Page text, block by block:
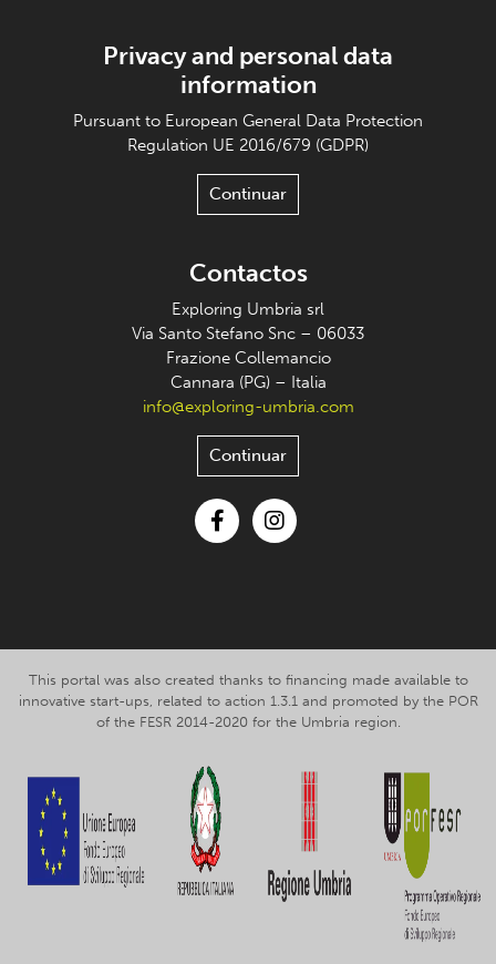
Privacy and personal data
information
Pursuant to European General Data Protection
Regulation UE 2016/679 (GDPR)
Continuar
Contactos
Exploring Umbria srl
Via Santo Stefano Snc – 06033
Frazione Collemancio
Cannara (PG) – Italia
info@exploring-umbria.com
Continuar
This portal was also created thanks to financing made available to
innovative start-ups, related to action 1.3.1 and promoted by the POR
of the FESR 2014-2020 for the Umbria region.